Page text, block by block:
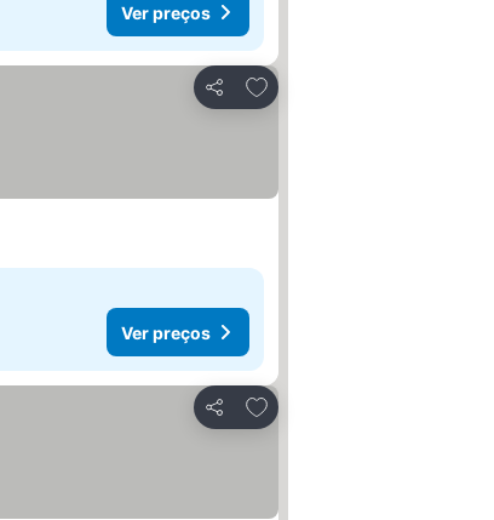
Ver preços
Partilhar
Adicionar aos favoritos
Ver preços
Partilhar
Adicionar aos favoritos